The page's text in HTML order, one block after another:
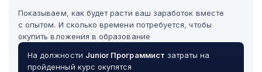
Показываем, как будет расти ваш заработок вместе
с опытом. И сколько времени потребуется, чтобы
окупить вложения в образование
На должности Junior Программист затраты на
пройденный курс окупятся